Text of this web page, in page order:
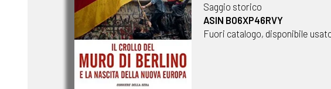
Saggio storico
ASIN B06XP46RVY
Fuori catalogo, disponibile